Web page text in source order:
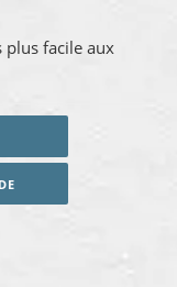
plus facile aux